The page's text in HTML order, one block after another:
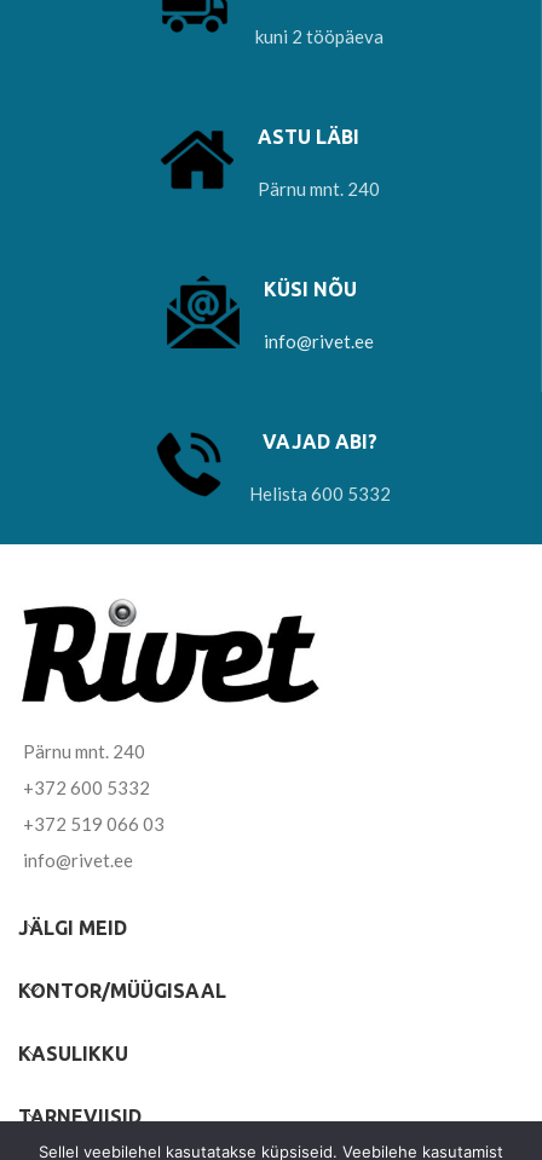
kuni 2 tööpäeva
ASTU LÄBI
Pärnu mnt. 240
KÜSI NÕU
info@rivet.ee
VAJAD ABI?
Helista 600 5332
Pärnu mnt. 240
+372 600 5332
+372 519 066 03
info@rivet.ee
JÄLGI MEID
KONTOR/MÜÜGISAAL
KASULIKKU
TARNEVIISID
Sellel veebilehel kasutatakse küpsiseid. Veebilehe kasutamist